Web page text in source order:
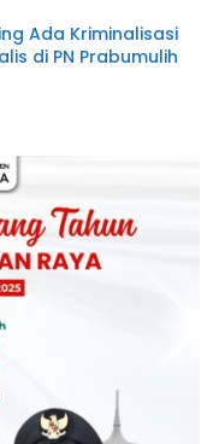
Ada Kriminalisasi
di PN Prabumulih